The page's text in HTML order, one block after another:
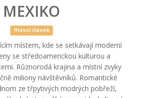
MEXIKO
Hlavní článek
místem, kde se setkávají moderní
se středoamerickou kulturou a
Různorodá krajina a místní zvyky
miliony návštěvníků. Romantické
ze třpytivých modrých pobřeží,